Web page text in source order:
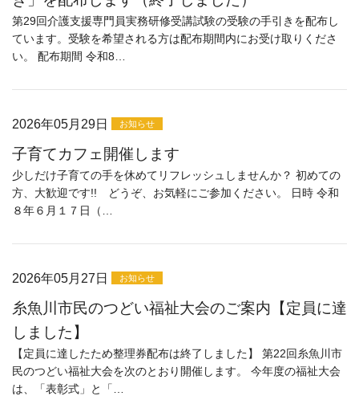
お知らせ
お問い合わせ
第29回介護支援専門員実務研修受講試験の受験の手引きを配布し
ています。受験を希望される方は配布期間内にお受け取りくださ
い。 配布期間 令和8…
2026年05月29日 お知らせ
子育てカフェ開催します
少しだけ子育ての手を休めてリフレッシュしませんか？ 初めての
方、大歓迎です!! どうぞ、お気軽にご参加ください。 日時 令和
８年６月１７日（…
2026年05月27日 お知らせ
糸魚川市民のつどい福祉大会のご案内【定員に達
しました】
【定員に達したため整理券配布は終了しました】 第22回糸魚川市
民のつどい福祉大会を次のとおり開催します。 今年度の福祉大会
は、「表彰式」と「…